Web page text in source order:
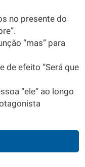
no presente do
“mas” para
de efeito “Será que
“ele” ao longo